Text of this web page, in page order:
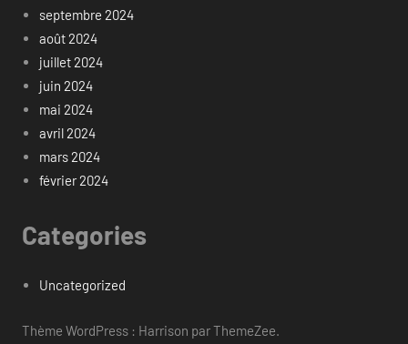
septembre 2024
août 2024
juillet 2024
juin 2024
mai 2024
avril 2024
mars 2024
février 2024
Categories
Uncategorized
Thème WordPress : Harrison par ThemeZee.